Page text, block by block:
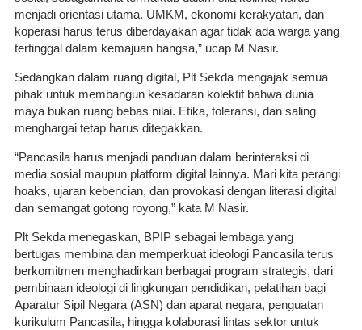
menjadi orientasi utama. UMKM, ekonomi kerakyatan, dan
koperasi harus terus diberdayakan agar tidak ada warga yang
tertinggal dalam kemajuan bangsa,” ucap M Nasir.
Sedangkan dalam ruang digital, Plt Sekda mengajak semua
pihak untuk membangun kesadaran kolektif bahwa dunia
maya bukan ruang bebas nilai. Etika, toleransi, dan saling
menghargai tetap harus ditegakkan.
“Pancasila harus menjadi panduan dalam berinteraksi di
media sosial maupun platform digital lainnya. Mari kita perangi
hoaks, ujaran kebencian, dan provokasi dengan literasi digital
dan semangat gotong royong,” kata M Nasir.
Plt Sekda menegaskan, BPIP sebagai lembaga yang
bertugas membina dan memperkuat ideologi Pancasila terus
berkomitmen menghadirkan berbagai program strategis, dari
pembinaan ideologi di lingkungan pendidikan, pelatihan bagi
Aparatur Sipil Negara (ASN) dan aparat negara, penguatan
kurikulum Pancasila, hingga kolaborasi lintas sektor untuk